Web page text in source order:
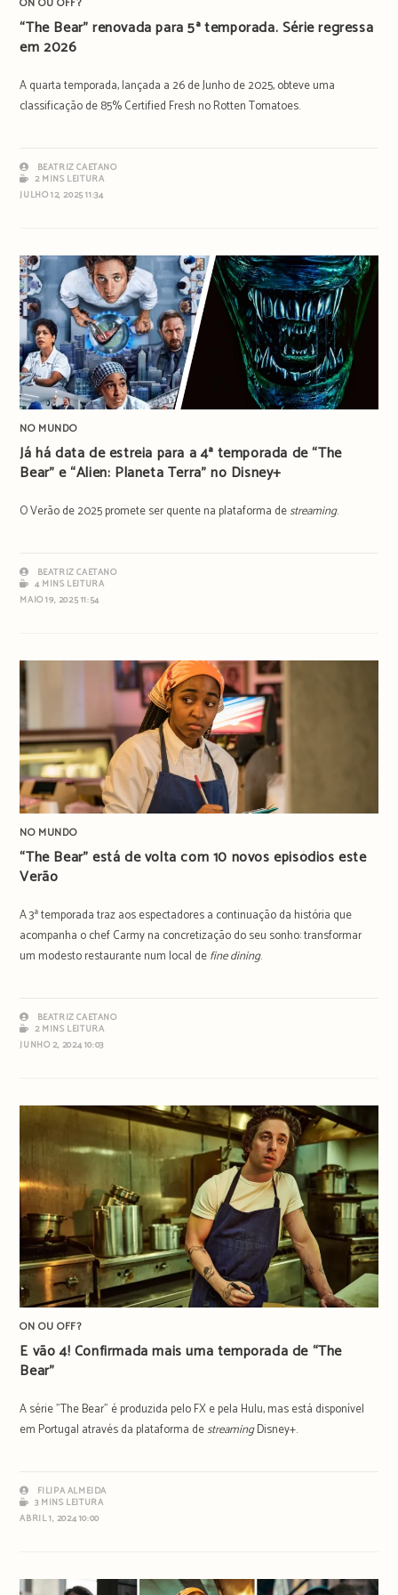
“The Bear” renovada para 5ª temporada. Série regressa
em 2026
A quarta temporada, lançada a 26 de Junho de 2025, obteve uma
classificação de 85% Certified Fresh no Rotten Tomatoes.
BEATRIZ CAETANO
2 MINS LEITURA
JULHO 12, 2025 11:34
NO MUNDO
Já há data de estreia para a 4ª temporada de “The
Bear” e “Alien: Planeta Terra” no Disney+
O Verão de 2025 promete ser quente na plataforma destreaming.
BEATRIZ CAETANO
4 MINS LEITURA
MAIO 19, 2025 11:54
NO MUNDO
“The Bear” está de volta com 10 novos episódios este
Verão
A 3ª temporada traz aos espectadores a continuação da história que
acompanha o chef Carmy na concretização do seu sonho: transformar
um modesto restaurante num local define dining.
BEATRIZ CAETANO
2 MINS LEITURA
JUNHO 2, 2024 10:03
ON OU OFF?
E vão 4! Confirmada mais uma temporada de “The
Bear”
A série "The Bear" é produzida pelo FX e pela Hulu, mas está disponível
em Portugal através da plataforma destreamingDisney+.
FILIPA ALMEIDA
3 MINS LEITURA
ABRIL 1, 2024 10:00